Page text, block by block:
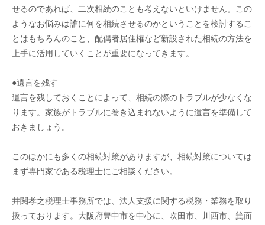
せるのであれば、二次相続のことも考えないといけません。この
ようなお悩みは誰に何を相続させるのかということを検討するこ
とはもちろんのこと、配偶者居住権など新設された相続の方法を
上手に活用していくことが重要になってきます。
●遺言を残す
遺言を残しておくことによって、相続の際のトラブルが少なくな
ります。家族がトラブルに巻き込まれないように遺言を準備して
おきましょう。
このほかにも多くの相続対策がありますが、相続対策については
まず専門家である税理士にご相談ください。
井関孝之税理士事務所では、法人支援に関する税務・業務を取り
扱っております。大阪府豊中市を中心に、吹田市、川西市、箕面